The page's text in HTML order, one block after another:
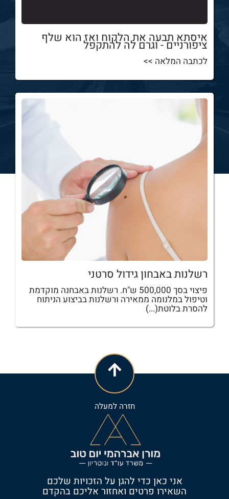
איסתא תבעה את הלקוח ואז הוא שלף
ציפורניים - וגרם לה להתקפל
לכתבה המלאה >>
רשלנות באבחון גידול סרטני
פיצוי בסך 500,000 ש"ח. רשלנות באבחנה מוקדמת
וטיפול במלנומה ממאירה ורשלנות בביצוע הניתוח
להסרת בלוטת(...)
חזרה למעלה
אני כאן כדי להגן על הזכויות שלכם
השאירו פרטים ואחזור אליכם בהקדם